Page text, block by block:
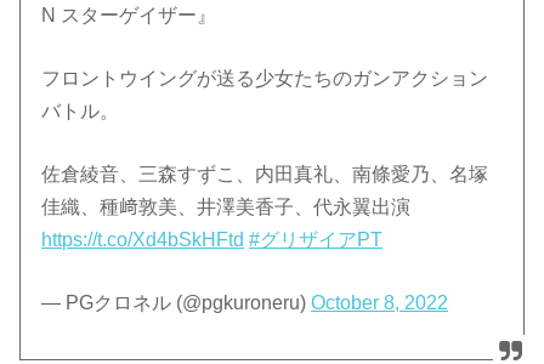
N スターゲイザー』
フロントウイングが送る少女たちのガンアクション
バトル。
佐倉綾音、三森すずこ、内田真礼、南條愛乃、名塚
佳織、種﨑敦美、井澤美香子、代永翼出演
https://t.co/Xd4bSkHFtd #グリザイアPT
— PGクロネル (@pgkuroneru)October 8, 2022